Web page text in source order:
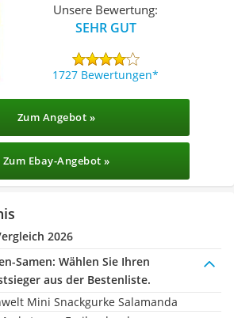
Unsere Bewertung:
SEHR GUT
1727 Bewertungen
Zum Angebot »
Zum Ebay-Angebot »
2026
Samen: Wählen Sie Ihren
aus der Bestenliste.
Mini Snackgurke Salamanda